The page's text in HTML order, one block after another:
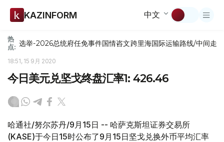
KAZINFORM 中文
热
点: 选举-2026总统府任免事件国情咨文跨里海国际运输路线/中间走廊
18:51, 15 9月 2020
今日美元兑坚戈终盘汇率1: 426.46
哈通社/努尔苏丹/9月15日 -- 哈萨克斯坦证券交易所
(KASE)于今日15时公布了9月15日坚戈兑换外币平均汇率